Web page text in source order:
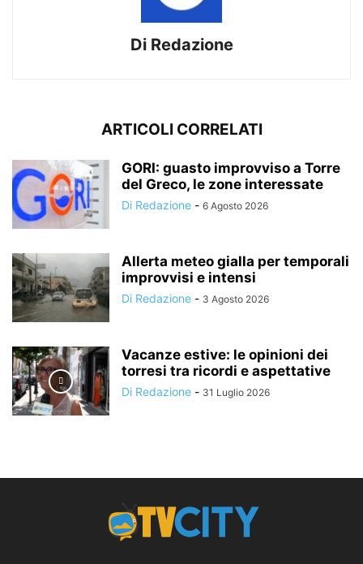
Di Redazione
ARTICOLI CORRELATI
GORI: guasto improvviso a Torre
del Greco, le zone interessate
Di Redazione - 6 Agosto 2026
Allerta meteo gialla per temporali
improvvisi e intensi
Di Redazione - 3 Agosto 2026
Vacanze estive: le opinioni dei
torresi tra ricordi e aspettative
Di Redazione - 31 Luglio 2026